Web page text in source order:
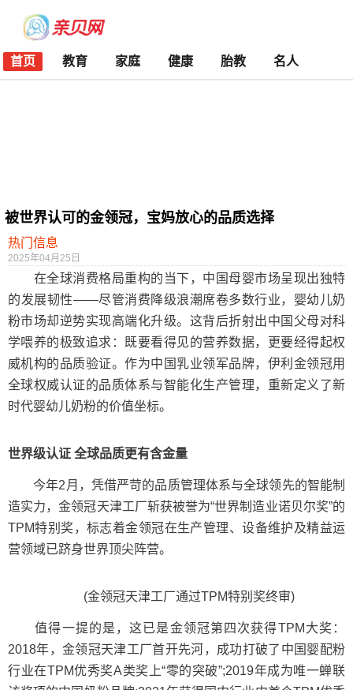
首页 教育 家庭 健康 胎教 名人
被世界认可的金领冠，宝妈放心的品质选择
热门信息
2025年04月25日
在全球消费格局重构的当下，中国母婴市场呈现出独特
的发展韧性——尽管消费降级浪潮席卷多数行业，婴幼儿奶
粉市场却逆势实现高端化升级。这背后折射出中国父母对科
学喂养的极致追求：既要看得见的营养数据，更要经得起权
威机构的品质验证。作为中国乳业领军品牌，伊利金领冠用
全球权威认证的品质体系与智能化生产管理，重新定义了新
时代婴幼儿奶粉的价值坐标。
世界级认证 全球品质更有含金量
今年2月，凭借严苛的品质管理体系与全球领先的智能制
造实力，金领冠天津工厂斩获被誉为“世界制造业诺贝尔奖”的
TPM特别奖，标志着金领冠在生产管理、设备维护及精益运
营领域已跻身世界顶尖阵营。
(金领冠天津工厂通过TPM特别奖终审)
值得一提的是，这已是金领冠第四次获得TPM大奖：
2018年，金领冠天津工厂首开先河，成功打破了中国婴配粉
行业在TPM优秀奖A类奖上“零的突破”;2019年成为唯一蝉联